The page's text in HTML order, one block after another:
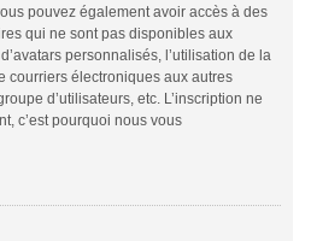
pouvez également avoir accès à des
qui ne sont pas disponibles aux
personnalisés, l’utilisation de la
courriers électroniques aux autres
d’utilisateurs, etc. L’inscription ne
c’est pourquoi nous vous